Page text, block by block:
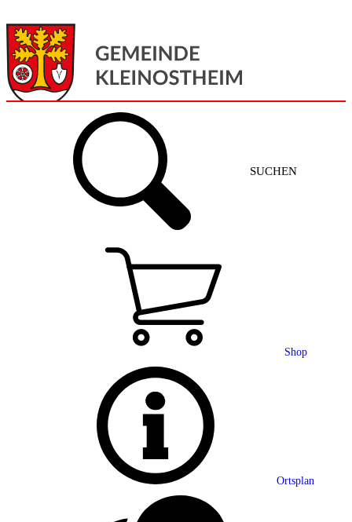
SUCHEN
Shop
Ortsplan
Gemeinde + Service
Grußwort
Ortsplan
Partnerschaft
Statistik